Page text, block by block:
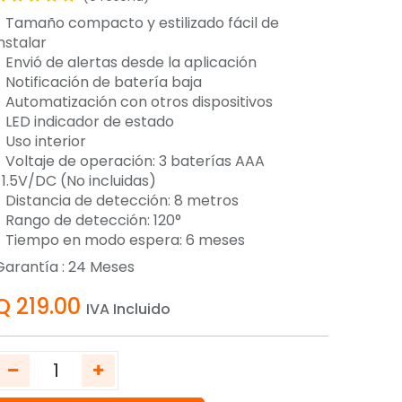
compacto y estilizado fácil de
de alertas desde la aplicación
de batería baja
con otros dispositivos
indicador de estado
interior
de operación: 3 baterías AAA
DC (No incluidas)
de detección: 8 metros
de detección: 120°
en modo espera: 6 meses
: 24 Meses
219.00 IVA Incluido